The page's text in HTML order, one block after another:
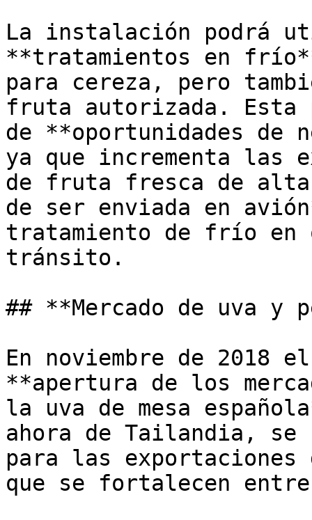
La instalación podrá
**tratamientos en
para cereza, pero
fruta autorizada. Esta
de **oportunidades de
ya que incrementa las
de fruta fresca de
de ser enviada en
tratamiento de frío en
tránsito.
## **Mercado de uva y
En noviembre de
**apertura de los
la uva de mesa
ahora de Tailandia, se
para las
que se fortalecen